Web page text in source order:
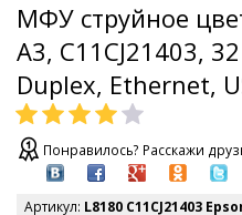
МФУ струйное
А3, C11CJ21403,
Duplex, Ethernet,
Понравилось? Расскажи
Артикул: L8180 C11CJ21403